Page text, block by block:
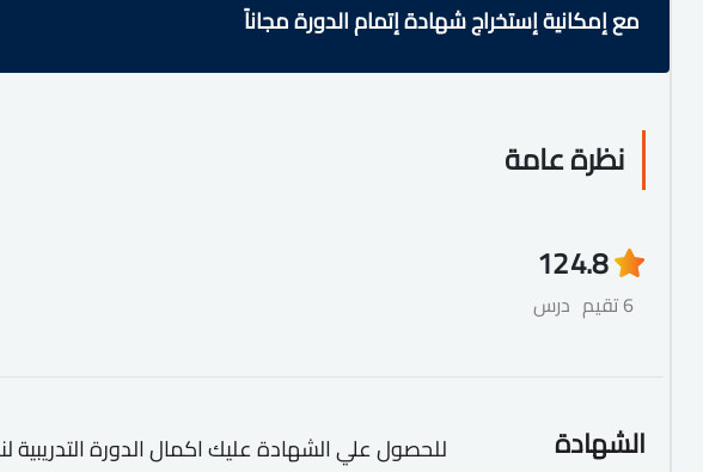
مع إمكانية إستخراج شهادة إتمام الدورة مجاناً
نظرة عامة
4.8
6 تقيم
12
درس
الشهادة للحصول علي الشهادة عليك اكمال الدورة التدريبية